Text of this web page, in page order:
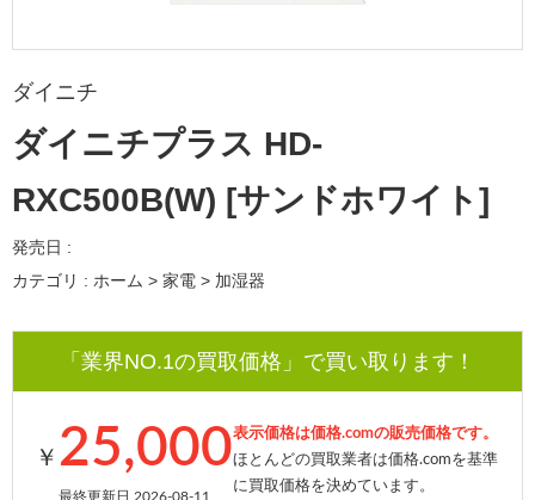
ダイニチ
ダイニチプラス HD-
RXC500B(W) [サンドホワイト]
発売日 :
カテゴリ : ホーム > 家電 > 加湿器
「業界NO.1の買取価格」で買い取ります！
￥ 25,000
最終更新日 2026-08-11
表示価格は価格.comの販売価格です。
ほとんどの買取業者は価格.comを基準
に買取価格を決めています。